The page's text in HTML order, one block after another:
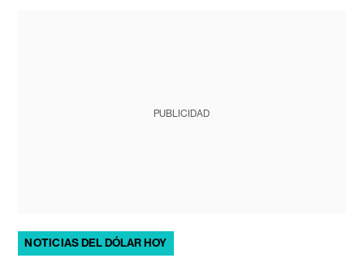
PUBLICIDAD
NOTICIAS DEL DÓLAR HOY